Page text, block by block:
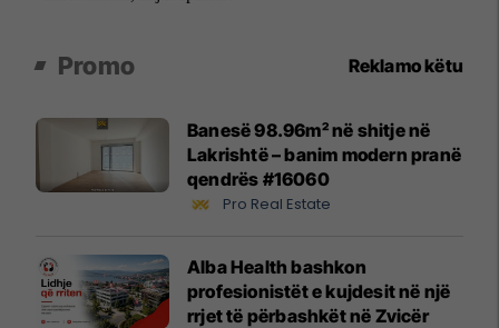
Promo Reklamo këtu
Banesë 98.96m² në shitje në
Lakrishtë – banim modern pranë
qendrës #16060
Pro Real Estate
Alba Health bashkon
profesionistët e kujdesit në një
rrjet të përbashkët në Zvicër